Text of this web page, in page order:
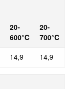
20-
600°C
20-
700°C
14,9 14,9